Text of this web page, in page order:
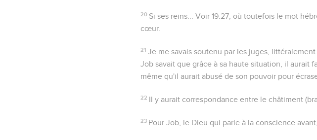
20 Si ses reins... Voir19.27 , où toutefois le mot
cœur.
21 Je me savais soutenu par les juges ,
Job savait que grâce à sa haute situation, il aurait
même qu'il aurait abusé de son pouvoir pour
22 Il y aurait correspondance entre le châtiment (
23 Pour Job, le Dieu qui parle à la conscience